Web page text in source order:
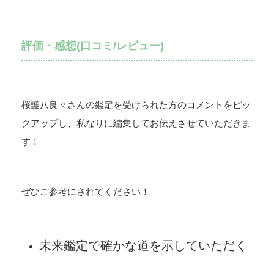
評価・感想(口コミ/レビュー)
桜護八良々さんの鑑定を受けられた方のコメントをピッ
クアップし、私なりに編集してお伝えさせていただきま
す！
ぜひご参考にされてください！
未来鑑定で確かな道を示していただく